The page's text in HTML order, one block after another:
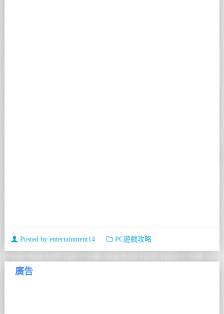
Posted by entertainment14 PC遊戲攻略
廣告